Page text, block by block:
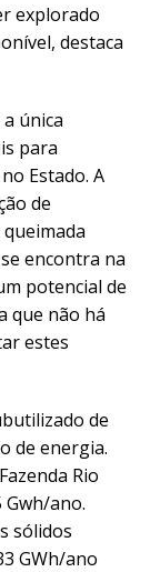
explorado
destaca
única
para
Estado. A
de
encontra na
potencial de
que não há
estes
de
de energia.
Rio
ano.
sólidos
GWh/ano